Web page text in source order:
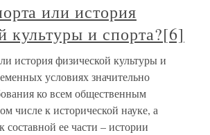
или история
культуры и спорта?[6]
история физической культуры и
условиях значительно
ко всем общественным
числе к исторической науке, а
составной ее части – истории